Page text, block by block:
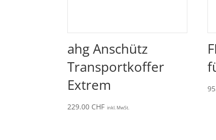
ahg Anschütz
Transportkoffer
Extrem
229.00 CHF inkl. MwSt.